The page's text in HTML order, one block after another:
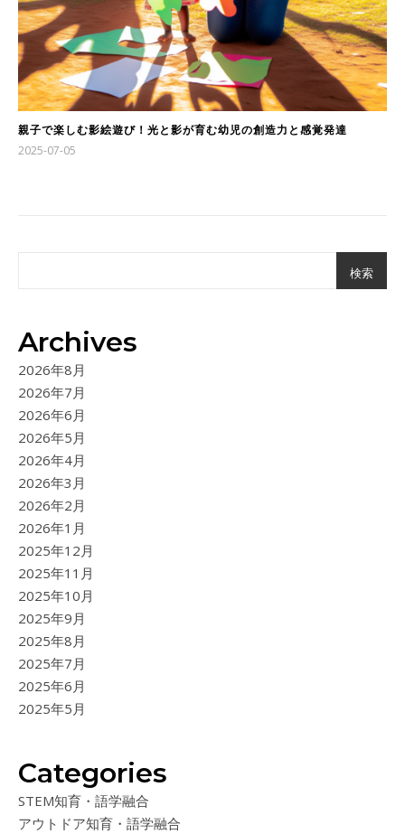
親子で楽しむ影絵遊び！光と影が育む幼児の創造力と感覚発達
2025-07-05
検索
Archives
2026年8月
2026年7月
2026年6月
2026年5月
2026年4月
2026年3月
2026年2月
2026年1月
2025年12月
2025年11月
2025年10月
2025年9月
2025年8月
2025年7月
2025年6月
2025年5月
Categories
STEM知育・語学融合
アウトドア知育・語学融合